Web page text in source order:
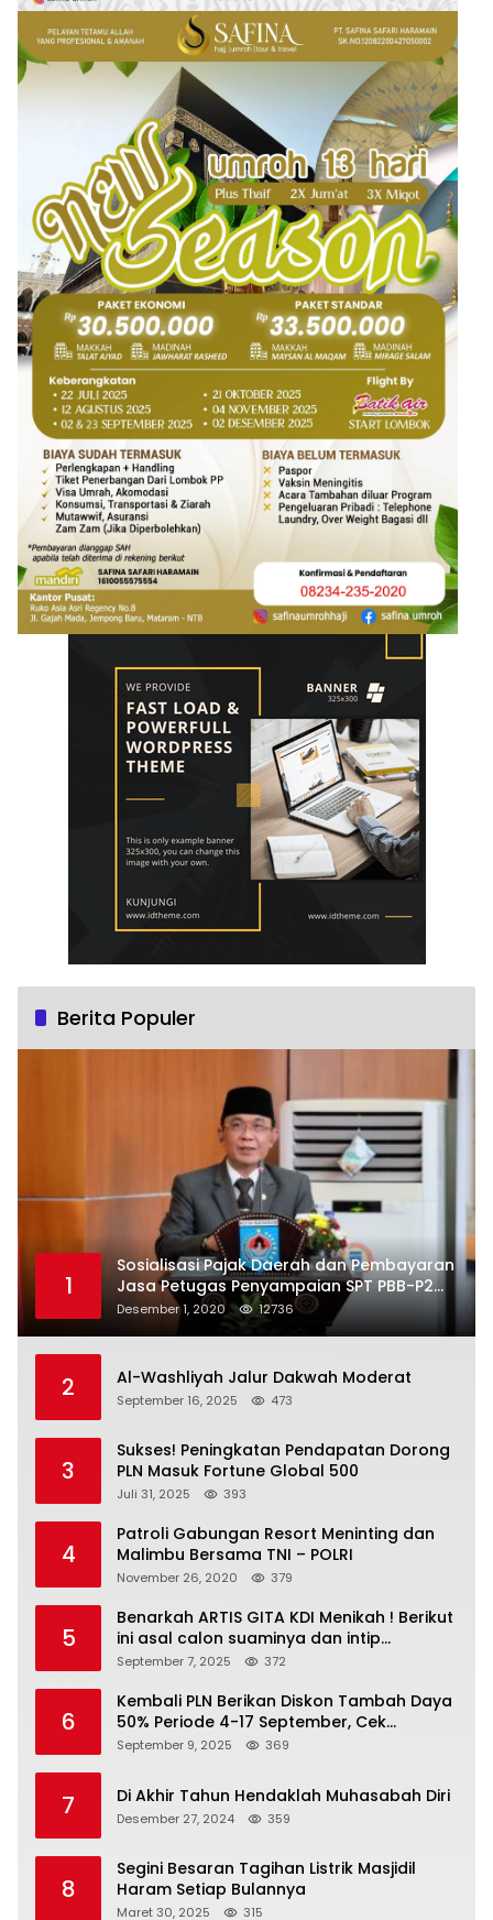
Berita Populer
1
Sosialisasi Pajak Daerah dan Pembayaran
Jasa Petugas Penyampaian SPT PBB-P2
Kota Mataram
Desember 1, 2020 12736
2 Al-Washliyah Jalur Dakwah Moderat
September 16, 2025 473
3
Sukses! Peningkatan Pendapatan Dorong
PLN Masuk Fortune Global 500
Juli 31, 2025 393
4
Patroli Gabungan Resort Meninting dan
Malimbu Bersama TNI – POLRI
November 26, 2020 379
5
Benarkah ARTIS GITA KDI Menikah ! Berikut
ini asal calon suaminya dan intip
undangannya
September 7, 2025 372
6
Kembali PLN Berikan Diskon Tambah Daya
50% Periode 4-17 September, Cek
Ketentuannya!
September 9, 2025 369
7 Di Akhir Tahun Hendaklah Muhasabah Diri
Desember 27, 2024 359
8
Segini Besaran Tagihan Listrik Masjidil
Haram Setiap Bulannya
Maret 30, 2025 315